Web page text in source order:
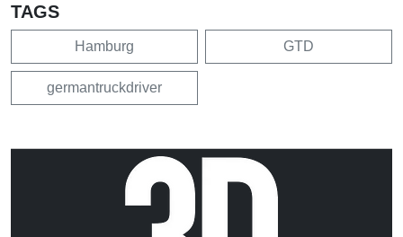
TAGS
Hamburg GTD
germantruckdriver